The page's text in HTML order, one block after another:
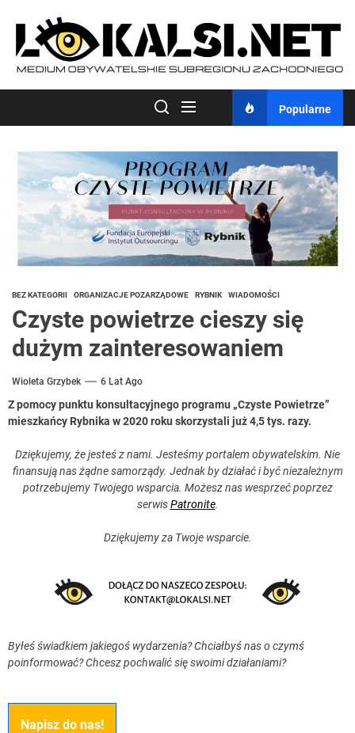
content
Popularne
BEZ KATEGORII ORGANIZACJE POZARZĄDOWE RYBNIK WIADOMOŚCI
Czyste powietrze cieszy się
dużym zainteresowaniem
Wioleta Grzybek 6 Lat Ago
Z pomocy punktu konsultacyjnego programu „Czyste Powietrze”
mieszkańcy Rybnika w 2020 roku skorzystali już 4,5 tys. razy.
Dziękujemy, że jesteś z nami. Jesteśmy portalem obywatelskim. Nie
finansują nas żądne samorządy. Jednak by działać i być niezależnym
potrzebujemy Twojego wsparcia. Możesz nas wesprzeć poprzez
serwisPatronite.
Dziękujemy za Twoje wsparcie.
Byłeś świadkiem jakiegoś wydarzenia? Chciałbyś nas o czymś
poinformować? Chcesz pochwalić się swoimi działaniami?
Napisz do nas!